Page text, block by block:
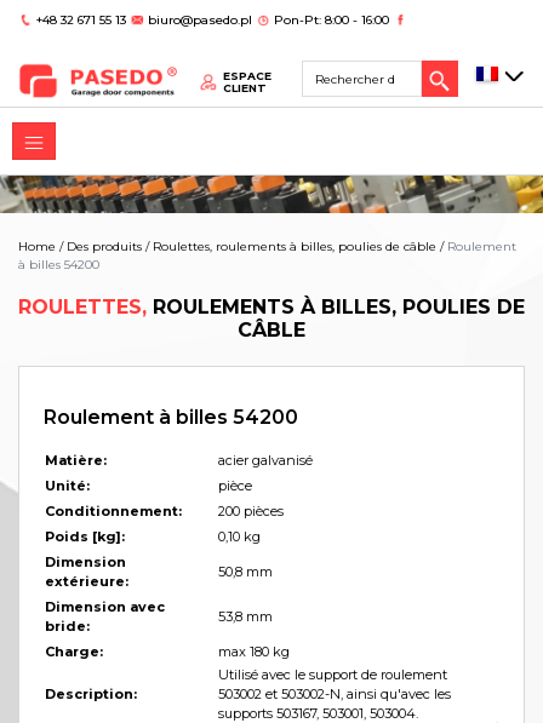
+48 32 671 55 13 biuro@pasedo.pl Pon-Pt: 8:00 - 16:00
ESPACE
CLIENT
Home / Des produits / Roulettes, roulements à billes, poulies de câble / Roulement
à billes 54200
ROULETTES, ROULEMENTS À BILLES, POULIES DE
CÂBLE
Roulement à billes 54200
Matière:
acier galvanisé
Unité:
pièce
Conditionnement:
200 pièces
Poids [kg]:
0,10 kg
Dimension
extérieure:
50,8 mm
Dimension avec
bride:
53,8 mm
Charge: max 180 kg
Description:
Utilisé avec le support de roulement
503002 et 503002-N, ainsi qu'avec les
supports 503167, 503001, 503004.